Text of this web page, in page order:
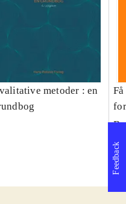
metoder : en
Feedback